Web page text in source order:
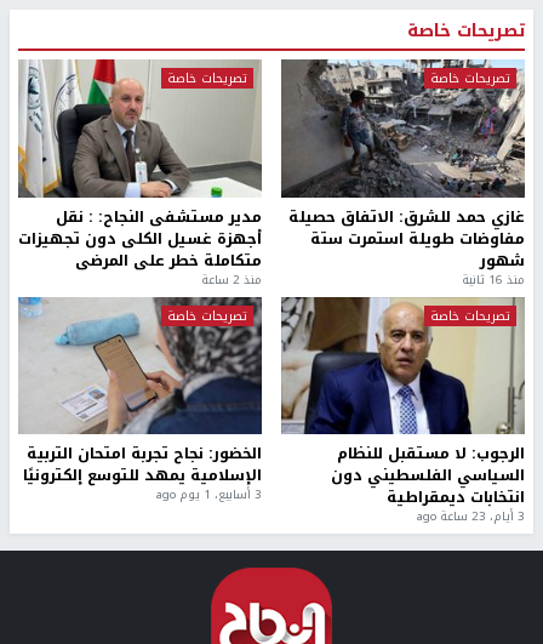
تصريحات خاصة
تصريحات خاصة
غازي حمد للشرق: الاتفاق حصيلة
مفاوضات طويلة استمرت ستة
شهور
منذ 16 ثانية
تصريحات خاصة
مدير مستشفى النجاح: : نقل
أجهزة غسيل الكلى دون تجهيزات
متكاملة خطر على المرضى
منذ 2 ساعة
تصريحات خاصة
الرجوب: لا مستقبل للنظام
السياسي الفلسطيني دون
انتخابات ديمقراطية
3 أيام، 23 ساعة ago
تصريحات خاصة
الخضور: نجاح تجربة امتحان التربية
الإسلامية يمهد للتوسع إلكترونيًا
3 أسابيع، 1 يوم ago